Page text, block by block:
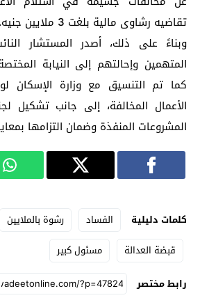
تقاضيه رشاوى مالية بلغت 3 ملايين جنيه.
وبناءً على ذلك، أصدر المستشار
المتهمين وإحالتهم إلى النيابة
كما تم التنسيق مع وزارة
الأعمال المخالفة، إلى جانب تشكيل
المشروعات المنفذة وضمان التزامها
كلمات دليلية الفساد رشوة بالملايين
قبضة العدالة
مسئول كبير
رابط مختصر